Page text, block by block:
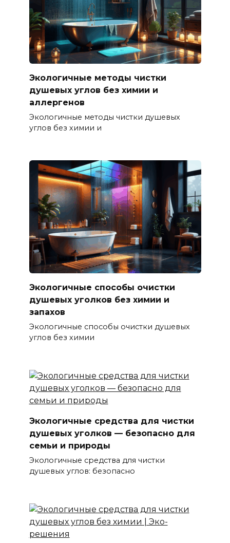
Экологичные методы чистки
душевых углов без химии и
аллергенов
Экологичные методы чистки душевых
углов без химии и
Экологичные способы очистки
душевых уголков без химии и
запахов
Экологичные способы очистки душевых
углов без химии
Экологичные средства для чистки
душевых уголков — безопасно для
семьи и природы
Экологичные средства для чистки
душевых углов: безопасно